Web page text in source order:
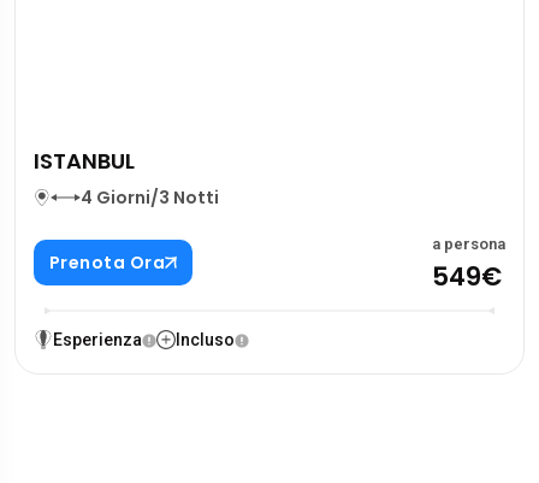
ISTANBUL
4 Giorni/3 Notti
Prenota Ora
a persona
549€
Esperienza Incluso